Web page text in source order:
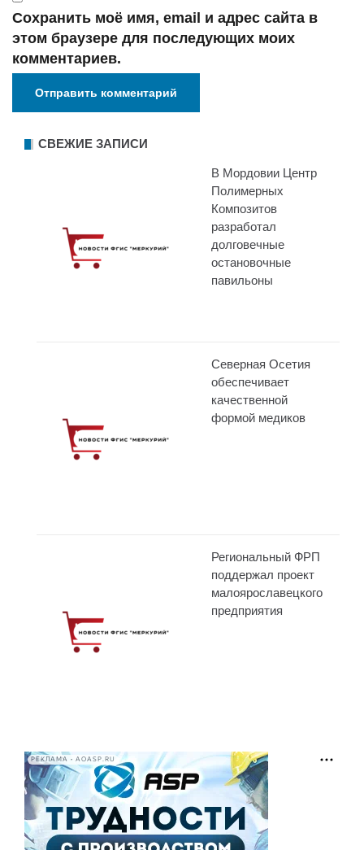
Сохранить моё имя, email и адрес сайта в
этом браузере для последующих моих
комментариев.
СВЕЖИЕ ЗАПИСИ
В Мордовии Центр
Полимерных
Композитов
разработал
долговечные
остановочные
павильоны
Северная Осетия
обеспечивает
качественной
формой медиков
Региональный ФРП
поддержал проект
малоярославецкого
предприятия
РЕКЛАМА • AOASP.RU